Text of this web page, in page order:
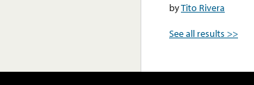
byTito Rivera
See all results >>